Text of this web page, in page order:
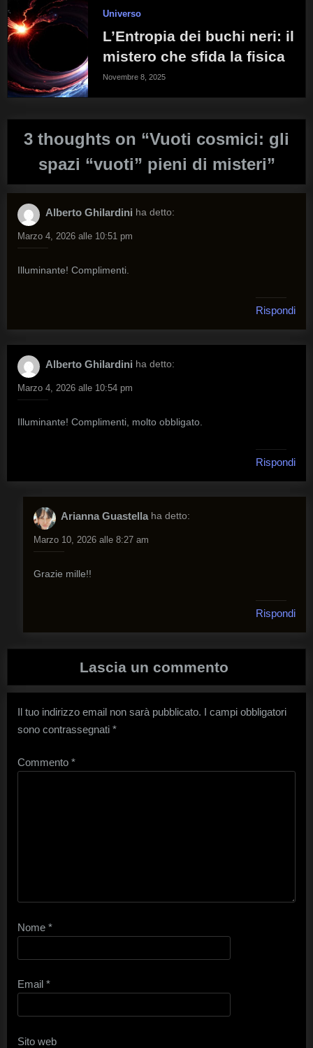
Universo
L’Entropia dei buchi neri: il
mistero che sfida la fisica
Novembre 8, 2025
3 thoughts on “Vuoti cosmici: gli
spazi “vuoti” pieni di misteri”
Alberto Ghilardini ha detto:
Marzo 4, 2026 alle 10:51 pm
Illuminante! Complimenti.
Rispondi
Alberto Ghilardini ha detto:
Marzo 4, 2026 alle 10:54 pm
Illuminante! Complimenti, molto obbligato.
Rispondi
Arianna Guastella ha detto:
Marzo 10, 2026 alle 8:27 am
Grazie mille!!
Rispondi
Lascia un commento
Il tuo indirizzo email non sarà pubblicato. I campi obbligatori
sono contrassegnati *
Commento *
Nome *
Email *
Sito web